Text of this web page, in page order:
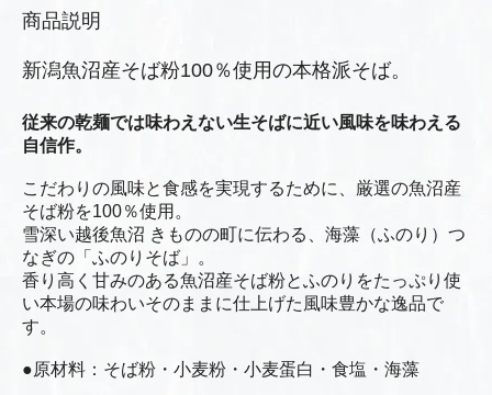
商品説明
新潟魚沼産そば粉100％使用の本格派そば。
従来の乾麺では味わえない生そばに近い風味を味わえる
自信作。
こだわりの風味と食感を実現するために、厳選の魚沼産
そば粉を100％使用。
雪深い越後魚沼 きものの町に伝わる、海藻（ふのり）つ
なぎの「ふのりそば」。
香り高く甘みのある魚沼産そば粉とふのりをたっぷり使
い本場の味わいそのままに仕上げた風味豊かな逸品で
す。
●原材料：そば粉・小麦粉・小麦蛋白・食塩・海藻